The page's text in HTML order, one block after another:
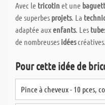
Avec le tricotinet une
de superbes projets. La
adaptée auxenfants. Les
de nombreuses idéescréatives.
Pour cette idée de
Pince à cheveux - 10 pces,